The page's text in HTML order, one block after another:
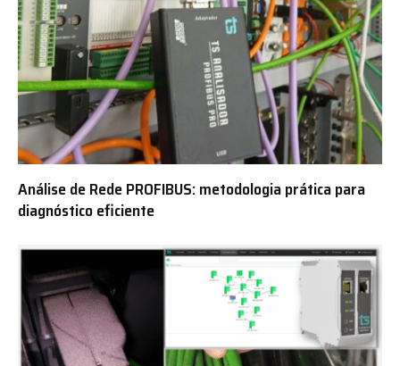
Análise de Rede PROFIBUS: metodologia prática para
diagnóstico eficiente